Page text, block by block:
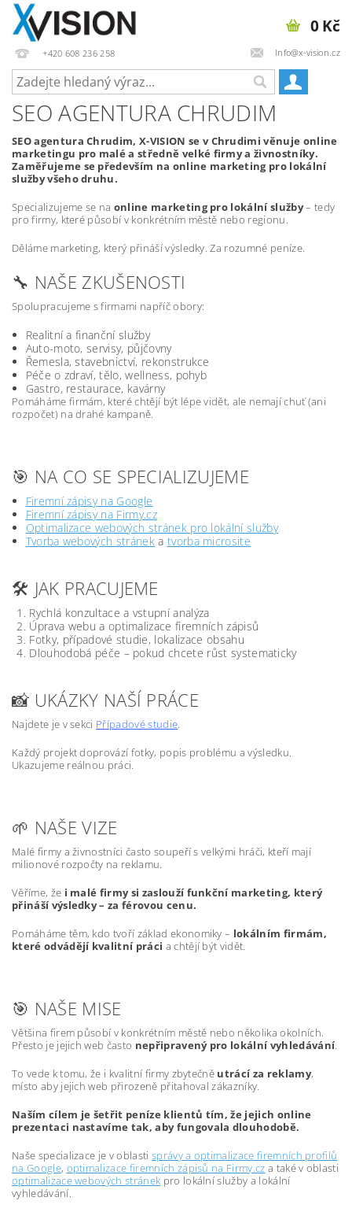
+420 608 236 258 Info@x-vision.cz
0 Kč
SEO AGENTURA CHRUDIM
SEO agentura Chrudim, X-VISION se v Chrudimi věnuje online
marketingu pro malé a středně velké firmy a živnostníky.
Zaměřujeme se především na online marketing pro lokální
služby všeho druhu.
Specializujeme se na online marketing pro lokální služby– tedy
pro firmy, které působí v konkrétním městě nebo regionu.
Děláme marketing, který přináší výsledky. Za rozumné peníze.
🔧 NAŠE ZKUŠENOSTI
Spolupracujeme s firmami napříč obory:
Realitní a finanční služby
Auto-moto, servisy, půjčovny
Řemesla, stavebnictví, rekonstrukce
Péče o zdraví, tělo, wellness, pohyb
Gastro, restaurace, kavárny
Pomáháme firmám, které chtějí být lépe vidět, ale nemají chuť (ani
rozpočet) na drahé kampaně.
🎯 NA CO SE SPECIALIZUJEME
Firemní zápisy na Google
Firemní zápisy na Firmy.cz
Optimalizace webových stránek pro lokální služby
Tvorba webových stráneka tvorba microsite
🛠️ JAK PRACUJEME
Rychlá konzultace a vstupní analýza
Úprava webu a optimalizace firemních zápisů
Fotky, případové studie, lokalizace obsahu
Dlouhodobá péče – pokud chcete růst systematicky
📸 UKÁZKY NAŠÍ PRÁCE
Najdete je v sekci Případové studie.
Každý projekt doprovází fotky, popis problému a výsledku.
Ukazujeme reálnou práci.
🌱 NAŠE VIZE
Malé firmy a živnostníci často soupeří s velkými hráči, kteří mají
milionové rozpočty na reklamu.
Věříme, že i malé firmy si zaslouží funkční marketing, který
přináší výsledky – za férovou cenu.
Pomáháme těm, kdo tvoří základ ekonomiky – lokálním firmám,
které odvádějí kvalitní práci a chtějí být vidět.
🎯 NAŠE MISE
Většina firem působí v konkrétním městě nebo několika okolních.
Přesto je jejich web často nepřipravený pro lokální vyhledávání.
To vede k tomu, že i kvalitní firmy zbytečně utrácí za reklamy,
místo aby jejich web přirozeně přitahoval zákazníky.
Naším cílem je šetřit peníze klientů tím, že jejich online
prezentaci nastavíme tak, aby fungovala dlouhodobě.
Naše specializace je v oblasti správy a optimalizace firemních profilů
na Google, optimalizace firemních zápisů na Firmy.cz a také v oblasti
optimalizace webových stránek pro lokální služby a lokální
vyhledávání.